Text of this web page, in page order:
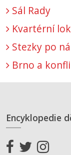
Sál Rady
Kvartérní
Stezky po
Brno a
Encyklopedie